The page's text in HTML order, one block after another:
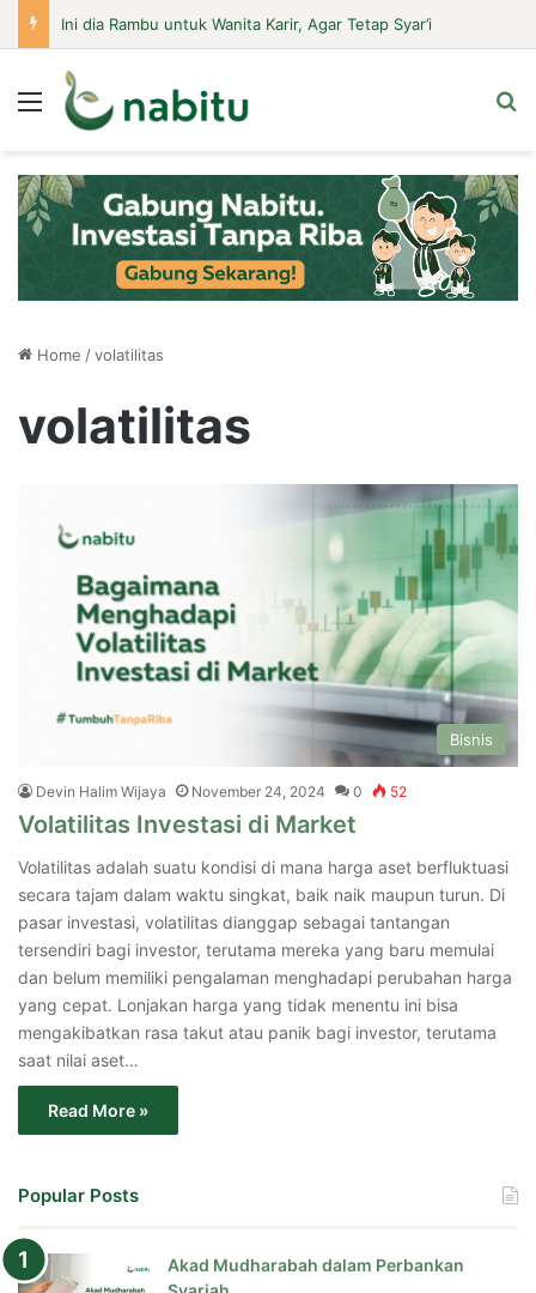
Menu
Home /volatilitas
volatilitas
Bisnis
Devin Halim Wijaya November 24, 2024 0 52
Volatilitas Investasi di Market
Volatilitas adalah suatu kondisi di mana harga aset berfluktuasi
secara tajam dalam waktu singkat, baik naik maupun turun. Di
pasar investasi, volatilitas dianggap sebagai tantangan
tersendiri bagi investor, terutama mereka yang baru memulai
dan belum memiliki pengalaman menghadapi perubahan harga
yang cepat. Lonjakan harga yang tidak menentu ini bisa
mengakibatkan rasa takut atau panik bagi investor, terutama
saat nilai aset…
Read More »
Popular Posts
Akad Mudharabah dalam Perbankan